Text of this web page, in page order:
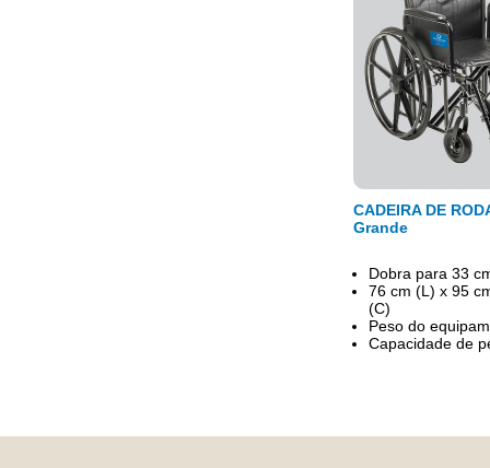
CADEIRA DE
Grande
Dobra para 33
76 cm (L) x 95
(C)
Peso do
Capacidade de